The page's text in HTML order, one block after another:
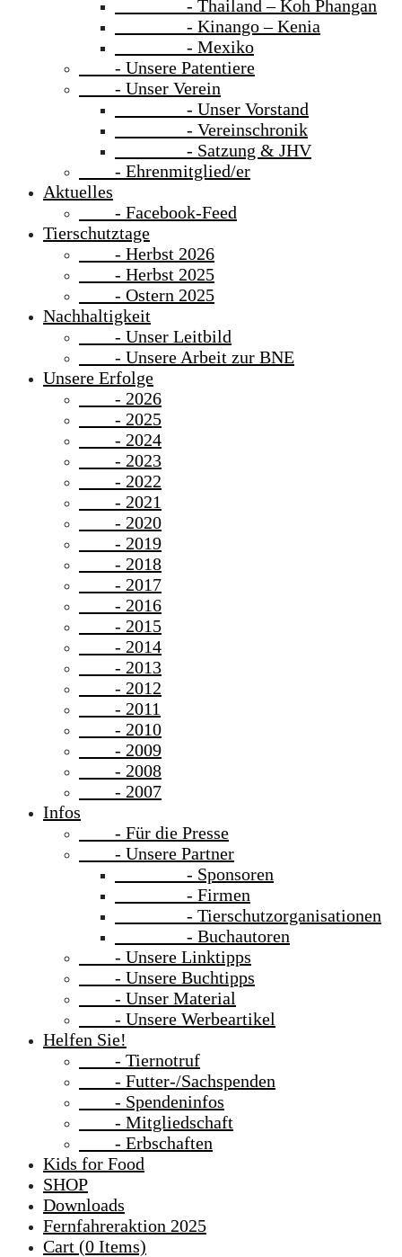
- Thailand – Koh Phangan
- Kinango – Kenia
- Mexiko
- Unsere Patentiere
- Unser Verein
- Unser Vorstand
- Vereinschronik
- Satzung & JHV
- Ehrenmitglied/er
Aktuelles
- Facebook-Feed
Tierschutztage
- Herbst 2026
- Herbst 2025
- Ostern 2025
Nachhaltigkeit
- Unser Leitbild
- Unsere Arbeit zur BNE
Unsere Erfolge
- 2026
- 2025
- 2024
- 2023
- 2022
- 2021
- 2020
- 2019
- 2018
- 2017
- 2016
- 2015
- 2014
- 2013
- 2012
- 2011
- 2010
- 2009
- 2008
- 2007
Infos
- Für die Presse
- Unsere Partner
- Sponsoren
- Firmen
- Tierschutzorganisationen
- Buchautoren
- Unsere Linktipps
- Unsere Buchtipps
- Unser Material
- Unsere Werbeartikel
Helfen Sie!
- Tiernotruf
- Futter-/Sachspenden
- Spendeninfos
- Mitgliedschaft
- Erbschaften
Kids for Food
SHOP
Downloads
Fernfahreraktion 2025
Cart (0 Items)